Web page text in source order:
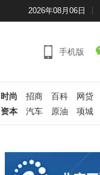
2026年08月06日
手机版
时尚 招商 百科
网贷
资本
汽车 原油 项城